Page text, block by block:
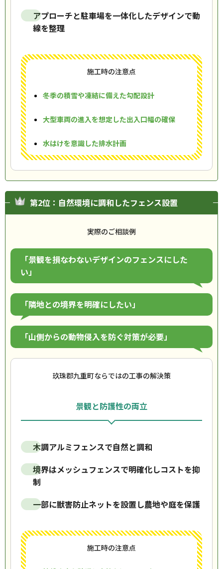
アプローチと駐車場を一体化したデザインで動
線を整理
施工時の注意点
冬季の積雪や凍結に備えた勾配設計
大型車両の進入を想定した出入口幅の確保
水はけを意識した排水計画
第2位：自然環境に調和したフェンス設置
実際のご相談例
「景観を損なわないデザインのフェンスにした
い」
「隣地との境界を明確にしたい」
「山側からの動物侵入を防ぐ対策が必要」
玖珠郡九重町ならではの工事の解決策
景観と防護性の両立
木調アルミフェンスで自然と調和
境界はメッシュフェンスで明確化しコストを抑
制
一部に獣害防止ネットを設置し農地や庭を保護
施工時の注意点